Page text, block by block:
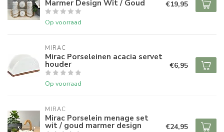
Marmer Design Wit / Goud
Op voorraad
€19,95
MIRAC
Mirac Porseleinen acacia servet
houder
Op voorraad
€6,95
MIRAC
Mirac Porselein menage set
wit / goud marmer design €24,95